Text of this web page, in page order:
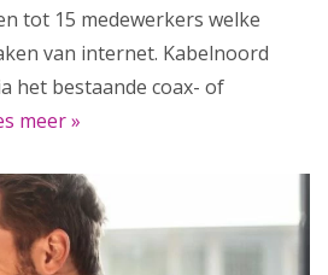
tot 15 medewerkers welke
van internet. Kabelnoord
het bestaande coax- of
meer »